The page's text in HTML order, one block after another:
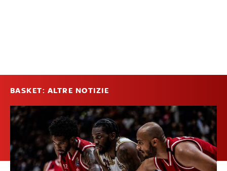
BASKET: ALTRE NOTIZIE